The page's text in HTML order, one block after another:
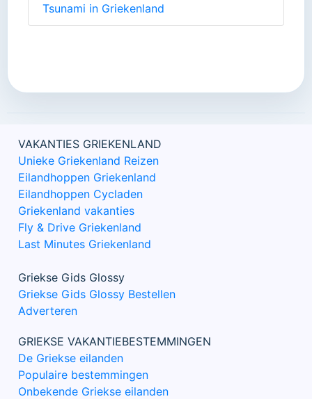
Tsunami in Griekenland
VAKANTIES GRIEKENLAND
Unieke Griekenland Reizen
Eilandhoppen Griekenland
Eilandhoppen Cycladen
Griekenland vakanties
Fly & Drive Griekenland
Last Minutes Griekenland
Griekse Gids Glossy
Griekse Gids Glossy Bestellen
Adverteren
GRIEKSE VAKANTIEBESTEMMINGEN
De Griekse eilanden
Populaire bestemmingen
Onbekende Griekse eilanden